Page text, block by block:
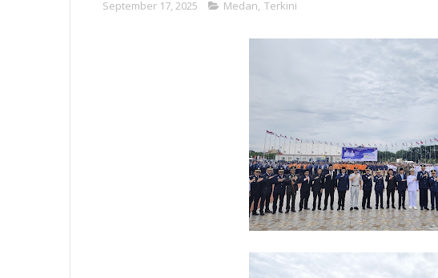
September 17, 2025 Medan, Terkini